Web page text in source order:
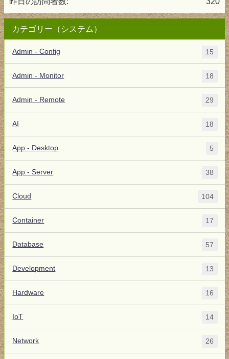
カテゴリー（システム）
Admin - Config 15
Admin - Monitor 18
Admin - Remote 29
AI 18
App - Desktop 5
App - Server 38
Cloud 104
Container 17
Database 57
Development 13
Hardware 16
IoT 14
Network 26